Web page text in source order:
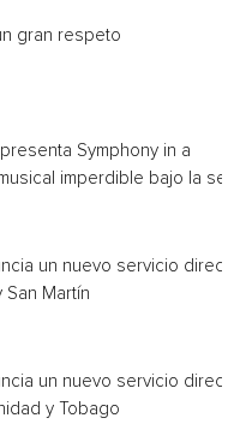
gran respeto
Symphony in a
imperdible bajo la
un nuevo servicio
San Martín
un nuevo servicio
y Tobago